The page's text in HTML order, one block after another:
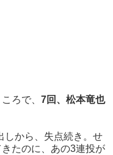
ろで、 7回、松本竜也
しから、失点続き。せ
たのに、あの3連投が